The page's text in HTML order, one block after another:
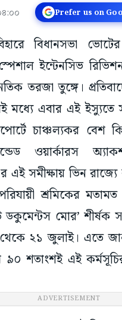
Prefer us on
বিধানসভা
ইন্টেনসিভ
তরজা তুঙ্গে।
মধ্যে এবার এই ইস্যুতে
চাঞ্চল্যকর বেশ
ওয়ার্কারস
এই সমীক্ষায় ভিন রাজ্যে
শ্রমিকের মতামত
মোর’ শীর্ষক
২১ জুলাই। এতে
৯০ শতাংশই এই
ADVERTISEMENT